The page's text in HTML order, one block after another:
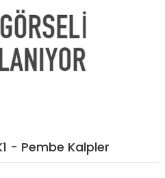
- Pembe Kalpler